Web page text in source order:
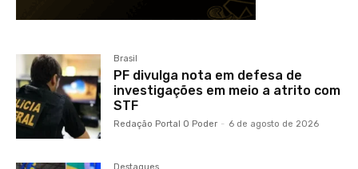
Brasil
PF divulga nota em defesa de
investigações em meio a atrito com
STF
Redação Portal O Poder - 6 de agosto de 2026